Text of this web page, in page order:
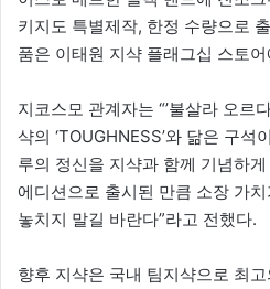
키지도 특별제작, 한정 수량으로
품은 이태원 지샥 플래그십 스토
지코스모 관계자는 “’불살라 오르
샥의 ‘TOUGHNESS’와 닮은 구석
루의 정신을 지샥과 함께 기념하
에디션으로 출시된 만큼 소장 가
놓치지 말길 바란다”라고 전했다.
향후 지샥은 국내 팀지샥으로 최